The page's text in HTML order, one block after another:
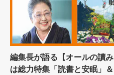
編集長が語る【オールの讀
は総力特集「読書と安眠」